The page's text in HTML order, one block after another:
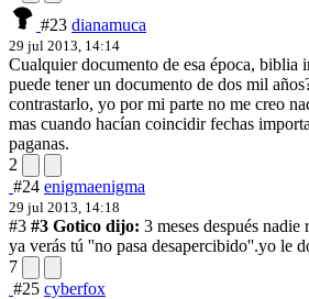
#23 dianamuca
29 jul 2013, 14:14
Cualquier documento de esa época, biblia
puede tener un documento de dos mil
contrastarlo, yo por mi parte no me creo
mas cuando hacían coincidir fechas
paganas.
2
#24 enigmaenigma
29 jul 2013, 14:18
#3 #3 Gotico dijo: 3 meses después
ya verás tú ''no pasa desapercibido''.yo le
7
#25 cyberfox